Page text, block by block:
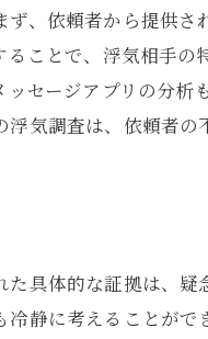
ト
、依頼者から提供さ
ことで、浮気相手の
セージアプリの分析
気調査は、依頼者
具体的な証拠は、
静に考えることが